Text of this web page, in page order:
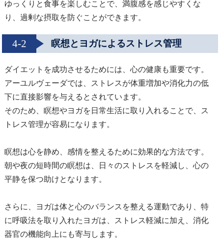
ゆっくりと食事を楽しむことで、満腹感を感じやすくな
り、過剰な摂取を防ぐことができます。
4-2 瞑想とヨガによるストレス管理
ダイエットを成功させるためには、心の健康も重要です。
アーユルヴェーダでは、ストレスが体重増加や消化力の低
下に直接影響を与えるとされています。
そのため、瞑想やヨガを日常生活に取り入れることで、ス
トレス管理が容易になります。
瞑想は心を静め、感情を整えるために効果的な方法です。
朝や夜の短時間の瞑想は、日々のストレスを軽減し、心の
平静を保つ助けとなります。
さらに、ヨガは体と心のバランスを整える運動であり、特
に呼吸法を取り入れたヨガは、ストレス軽減に加え、消化
器官の機能向上にも寄与します。